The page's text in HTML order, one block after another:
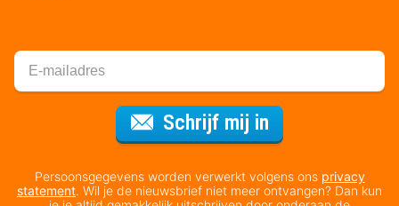
Schrijf mij in
Persoonsgegevens worden verwerkt volgens ons privacy
statement. Wil je de nieuwsbrief niet meer ontvangen? Dan kun